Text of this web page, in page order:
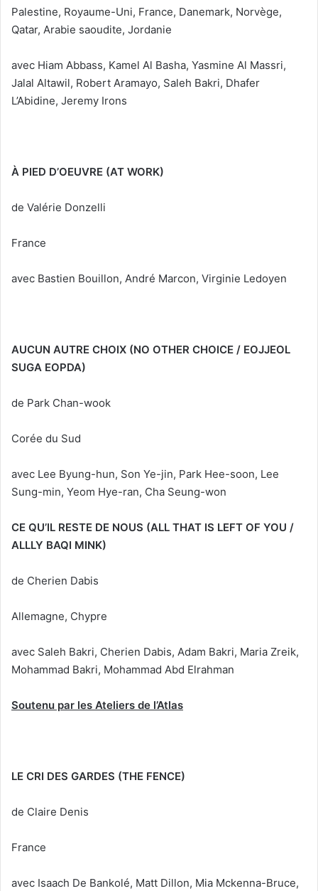
Palestine, Royaume-Uni, France, Danemark, Norvège,
Qatar, Arabie saoudite, Jordanie
avec Hiam Abbass, Kamel Al Basha, Yasmine Al Massri,
Jalal Altawil, Robert Aramayo, Saleh Bakri, Dhafer
L’Abidine, Jeremy Irons
À PIED D’OEUVRE (AT WORK)
de Valérie Donzelli
France
avec Bastien Bouillon, André Marcon, Virginie Ledoyen
AUCUN AUTRE CHOIX (NO OTHER CHOICE / EOJJEOL
SUGA EOPDA)
de Park Chan-wook
Corée du Sud
avec Lee Byung-hun, Son Ye-jin, Park Hee-soon, Lee
Sung-min, Yeom Hye-ran, Cha Seung-won
CE QU’IL RESTE DE NOUS (ALL THAT IS LEFT OF YOU /
ALLLY BAQI MINK)
de Cherien Dabis
Allemagne, Chypre
avec Saleh Bakri, Cherien Dabis, Adam Bakri, Maria Zreik,
Mohammad Bakri, Mohammad Abd Elrahman
Soutenu par les Ateliers de l’Atlas
LE CRI DES GARDES (THE FENCE)
de Claire Denis
France
avec Isaach De Bankolé, Matt Dillon, Mia Mckenna-Bruce,